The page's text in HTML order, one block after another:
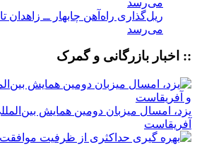
ریل‌گذاری راه‌آهن چابهار ــ زاهدان
می‌رسد
:: اخبار بازرگانی و گمرک
یزد، امسال میزبان دومین همایش
آفریقاست